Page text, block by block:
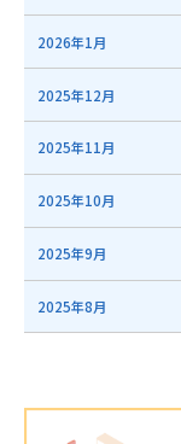
2026年1月
2025年12月
2025年11月
2025年10月
2025年9月
2025年8月